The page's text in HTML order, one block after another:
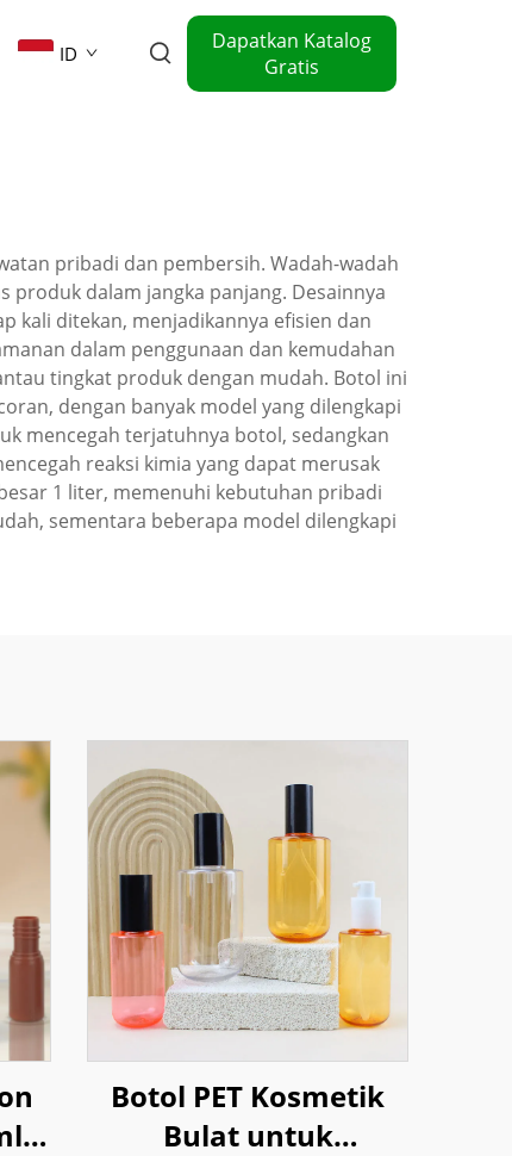
ID
Dapatkan Katalog
Gratis
pribadi dan pembersih. Wadah-wadah
dalam jangka panjang. Desainnya
kali ditekan, menjadikannya efisien dan
dalam penggunaan dan kemudahan
tingkat produk dengan mudah. Botol ini
dengan banyak model yang dilengkapi
mencegah terjatuhnya botol, sedangkan
reaksi kimia yang dapat merusak
1 liter, memenuhi kebutuhan pribadi
sementara beberapa model dilengkapi
Botol PET Kosmetik
Bulat untuk